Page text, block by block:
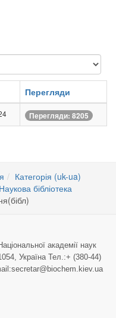
Перегляди
Перегляди: 8205
Категорія (uk-ua)
Наукова бібліотека
академії наук
Україна Тел.:+ (380-44)